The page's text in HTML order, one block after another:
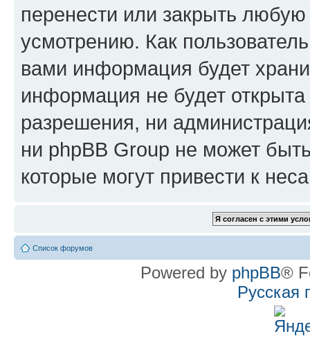
перенести или закрыть
усмотрению. Как
вами информация будет
информация не будет
разрешения, ни
ни phpBB Group не может
которые могут привести к
Список форумов
Powered by phpBB®
Русская